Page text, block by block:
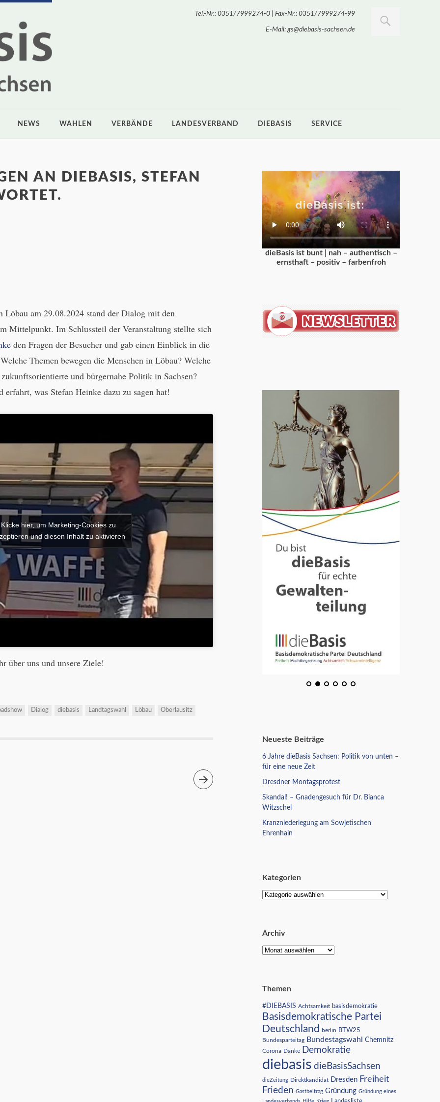
Tel.-Nr.: 0351/7999274-0 | Fax-Nr.: 0351/7999274-99
E-Mail: gs@diebasis-sachsen.de
NEWS WAHLEN VERBÄNDE LANDESVERBAND DIEBASIS SERVICE
AN DIEBASIS, STEFAN
Löbau am 29.08.2024 stand der Dialog mit den
Mittelpunkt. Im Schlussteil der Veranstaltung stellte sich
den Fragen der Besucher und gab einen Einblick in die
Themen bewegen die Menschen in Löbau? Welche
und bürgernahe Politik in Sachsen?
erfahrt, was Stefan Heinke dazu zu sagen hat!
Klicke hier, um Marketing-Cookies zu
und diesen Inhalt zu aktivieren
über uns und unsere Ziele!
Dialog diebasis Landtagswahl Löbau Oberlausitz
dieBasis ist bunt | nah – authentisch –
ernsthaft – positiv – farbenfroh
Neueste Beiträge
6 Jahre dieBasis Sachsen: Politik von unten –
für eine neue Zeit
Dresdner Montagsprotest
Skandal! – Gnadengesuch für Dr. Bianca
Witzschel
Kranzniederlegung am Sowjetischen
Ehrenhain
Kategorien
Archiv
Themen
#DIEBASIS Achtsamkeit basisdemokratie
Basisdemokratische Partei
Deutschland
berlin BTW25
Bundesparteitag Bundestagswahl Chemnitz
Corona Danke Demokratie
diebasis dieBasisSachsen
dieZeitung Direktkandidat Dresden Freiheit
Frieden Gastbeitrag Gründung Gründung eines